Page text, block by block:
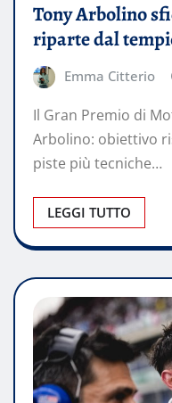
Tony Arbolino
riparte dal
Emma Citterio
Il Gran Premio di
Arbolino: obiettivo
piste più tecniche…
LEGGI TUTTO